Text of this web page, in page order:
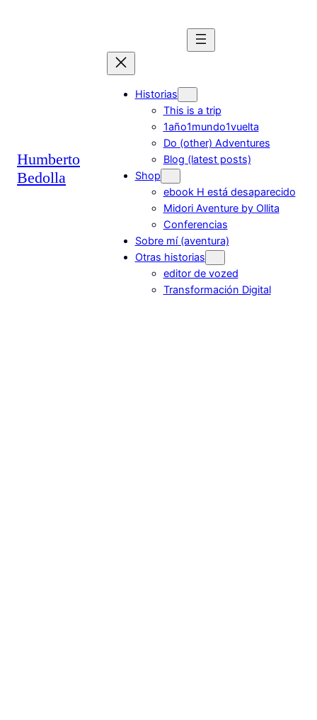
Humberto
Bedolla
Historias
This is a trip
1año1mundo1vuelta
Do (other) Adventures
Blog (latest posts)
Shop
ebook H está desaparecido
Midori Aventure by Ollita
Conferencias
Sobre mí (aventura)
Otras historias
editor de vozed
Transformación Digital